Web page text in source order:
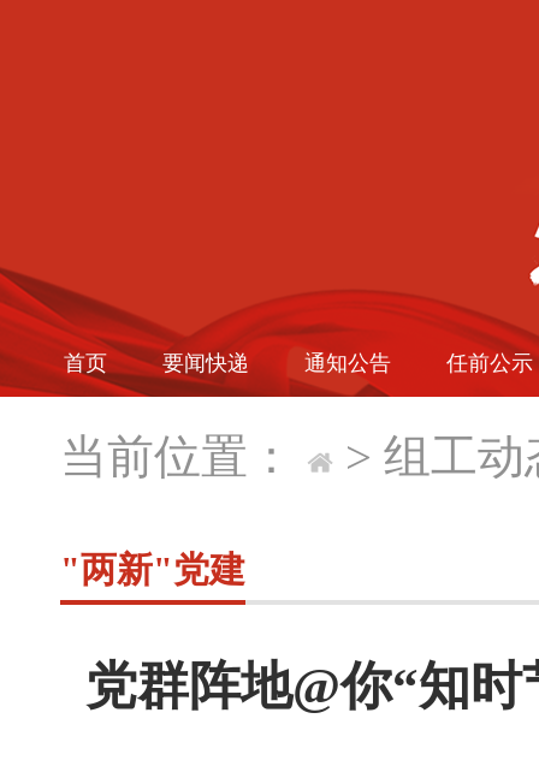
首页 要闻快递 通知公告 任前公示
当前位置： > 组工动
"两新"党建
党群阵地@你“知